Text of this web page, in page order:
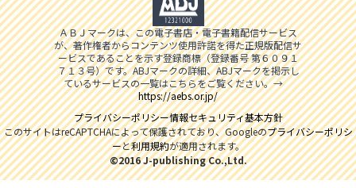
ＡＢＪマークは、この電子書店・電子書籍配信サービス
が、著作権者からコンテンツ使用許諾を得た正規版配信サ
ービスであることを示す登録商標（登録番号 第６０９１
７１３号）です。ABJマークの詳細、ABJマークを掲示し
ているサービスの一覧はこちらをご覧ください。→
https://aebs.or.jp/
プライバシーポリシー情報セキュリティ基本方針
このサイトはreCAPTCHAによって保護されており、Googleのプライバシーポリシ
ーと利用規約が適用されます。
©2016 J-publishing Co.,Ltd.